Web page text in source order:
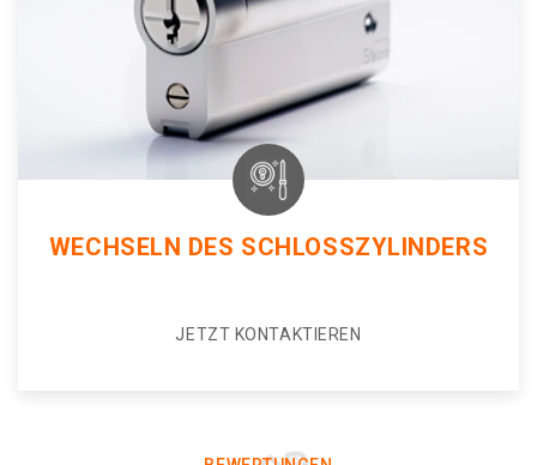
WECHSELN DES SCHLOSSZYLINDERS
JETZT KONTAKTIEREN